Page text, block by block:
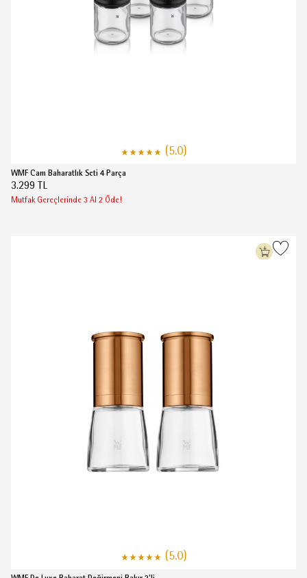
(5.0)
WMF Cam Baharatlık Seti 4 Parça
3.299 TL
Mutfak Gereçlerinde 3 Al 2 Öde!
(5.0)